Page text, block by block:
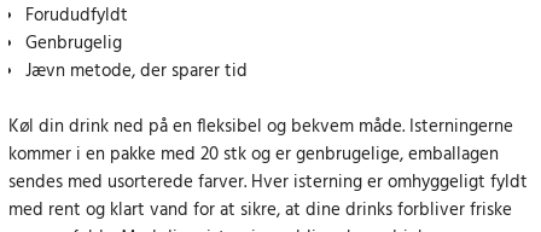
Forududfyldt
Genbrugelig
Jævn metode, der sparer tid
Køl din drink ned på en fleksibel og bekvem måde. Isterningerne
kommer i en pakke med 20 stk og er genbrugelige, emballagen
sendes med usorterede farver. Hver isterning er omhyggeligt fyldt
med rent og klart vand for at sikre, at dine drinks forbliver friske